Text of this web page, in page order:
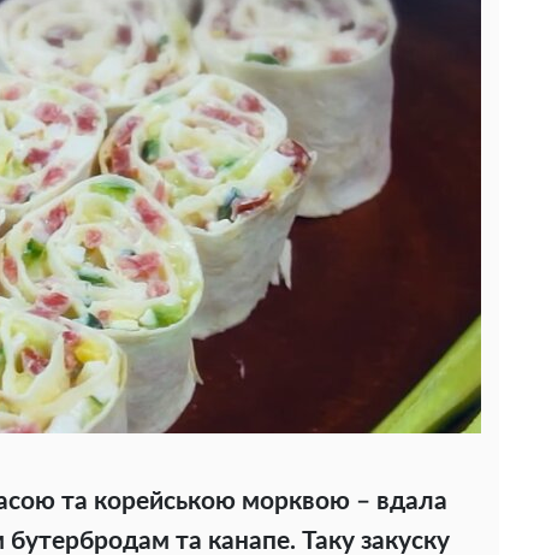
та корейською морквою – вдала
та канапе. Таку закуску